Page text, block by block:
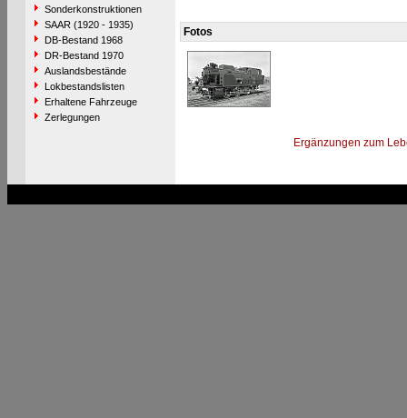
Sonderkonstruktionen
SAAR (1920 - 1935)
DB-Bestand 1968
DR-Bestand 1970
Auslandsbestände
Lokbestandslisten
Erhaltene Fahrzeuge
Zerlegungen
Fotos
Ergänzungen zum